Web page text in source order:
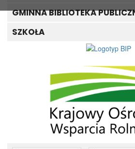
GMINNA BIBLIOTEKA
SZKOŁA